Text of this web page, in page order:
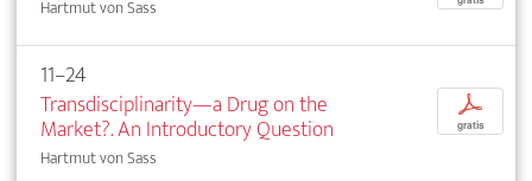
Hartmut von Sass
11–24
Transdisciplinarity—a Drug on the
Market?. An Introductory Question
Hartmut von Sass
p
gratis